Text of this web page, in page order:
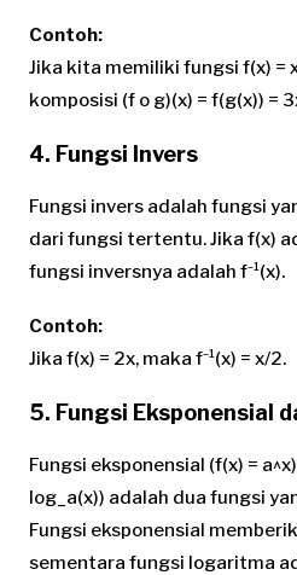
Contoh:
Jika kita memiliki fungsi f(x) =
komposisi (f o g)(x) = f(g(x)) =
4. Fungsi Invers
Fungsi invers adalah fungsi
dari fungsi tertentu. Jika f(x)
fungsi inversnya adalah f⁻¹(x).
Contoh:
Jika f(x) = 2x, maka f⁻¹(x) = x/2.
5. Fungsi Eksponensial
Fungsi eksponensial (f(x) =
log_a(x)) adalah dua fungsi
Fungsi eksponensial
sementara fungsi logaritma